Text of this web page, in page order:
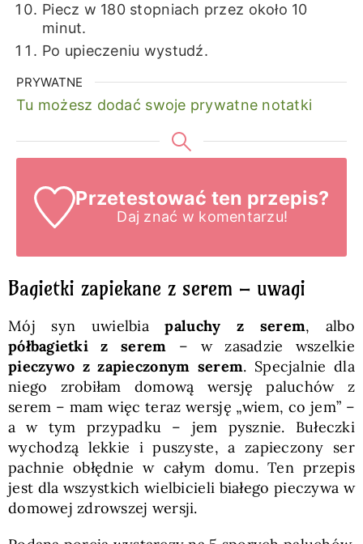
Piecz w 180 stopniach przez około 10
minut.
Po upieczeniu wystudź.
PRYWATNE
Tu możesz dodać swoje prywatne notatki
Przetestować ten przepis?
Daj znać w komentarzu!
Bagietki zapiekane z serem – uwagi
Mój syn uwielbiapaluchy z serem, albo
półbagietki z serem – w zasadzie wszelkie
pieczywo z zapieczonym serem. Specjalnie dla
niego zrobiłam domową wersję paluchów z
serem – mam więc teraz wersję „wiem, co jem” –
a w tym przypadku – jem pysznie. Bułeczki
wychodzą lekkie i puszyste, a zapieczony ser
pachnie obłędnie w całym domu. Ten przepis
jest dla wszystkich wielbicieli białego pieczywa w
domowej zdrowszej wersji.